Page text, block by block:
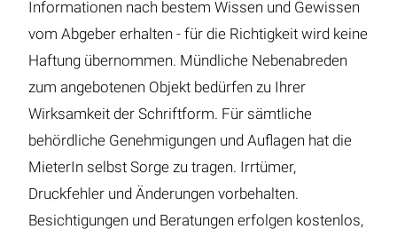
Informationen nach bestem Wissen und Gewissen
vom Abgeber erhalten - für die Richtigkeit wird keine
Haftung übernommen. Mündliche Nebenabreden
zum angebotenen Objekt bedürfen zu Ihrer
Wirksamkeit der Schriftform. Für sämtliche
behördliche Genehmigungen und Auflagen hat die
MieterIn selbst Sorge zu tragen. Irrtümer,
Druckfehler und Änderungen vorbehalten.
Besichtigungen und Beratungen erfolgen kostenlos,